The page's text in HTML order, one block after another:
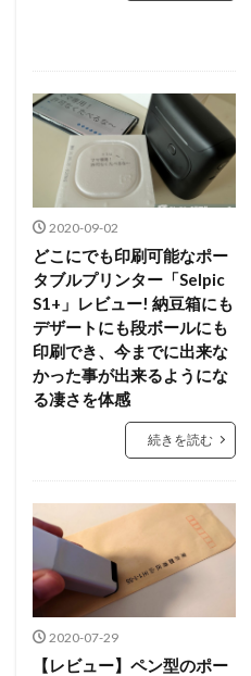
2020-09-02
どこにでも印刷可能なポー
タブルプリンター「Selpic
S1+」レビュー! 納豆箱にも
デザートにも段ボールにも
印刷でき、今までに出来な
かった事が出来るようにな
る凄さを体感
続きを読む
2020-07-29
【レビュー】ペン型のポー